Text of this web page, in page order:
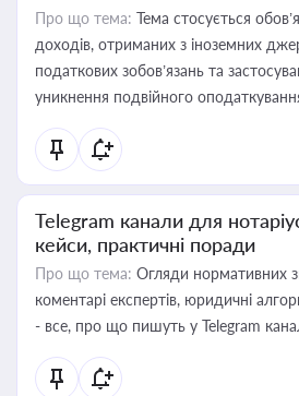
Про що тема: Тема стосується
доходів, отриманих з іноземних
податкових зобов’язань та
уникнення подвійного
Telegram канали для
кейси, практичні поради
Про що тема: Огляди нормативних
коментарі експертів, юридичні
- все, про що пишуть у Telegram